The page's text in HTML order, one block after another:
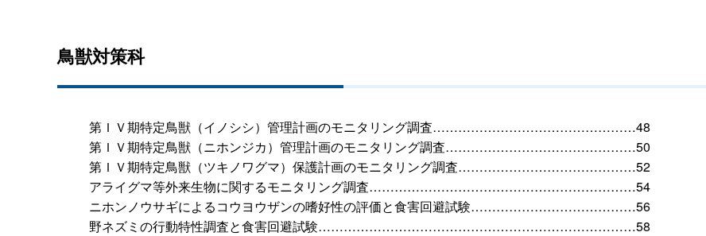
鳥獣対策科
第ＩＶ期特定鳥獣（イノシシ）管理計画のモニタリング調査…………………………………………48
第ＩＶ期特定鳥獣（ニホンジカ）管理計画のモニタリング調査………………………………………50
第ＩＶ期特定鳥獣（ツキノワグマ）保護計画のモニタリング調査……………………………………52
アライグマ等外来生物に関するモニタリング調査………………………………………………………54
ニホンノウサギによるコウヨウザンの嗜好性の評価と食害回避試験…………………………………56
野ネズミの行動特性調査と食害回避試験…………………………………………………………………58